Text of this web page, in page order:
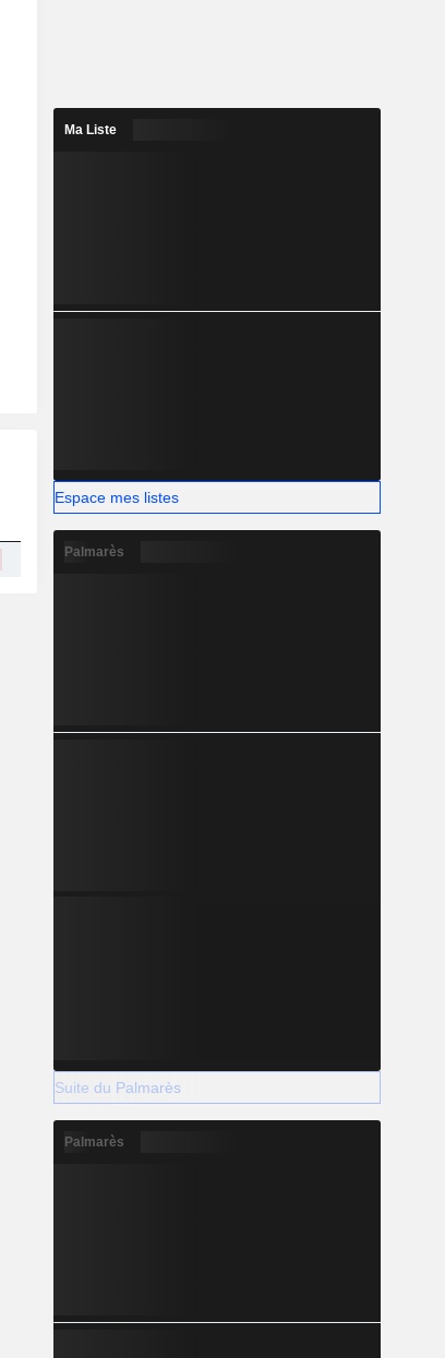
Capi. CT MT LT
4,51 Md
Ma Liste
Espace mes listes
Palmarès
Suite du Palmarès
Palmarès